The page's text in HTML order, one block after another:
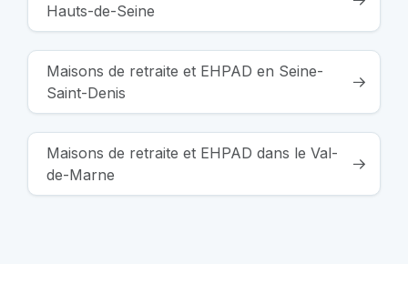
Hauts-de-Seine
Maisons de retraite et EHPAD en Seine-
Saint-Denis
Maisons de retraite et EHPAD dans le Val-
de-Marne